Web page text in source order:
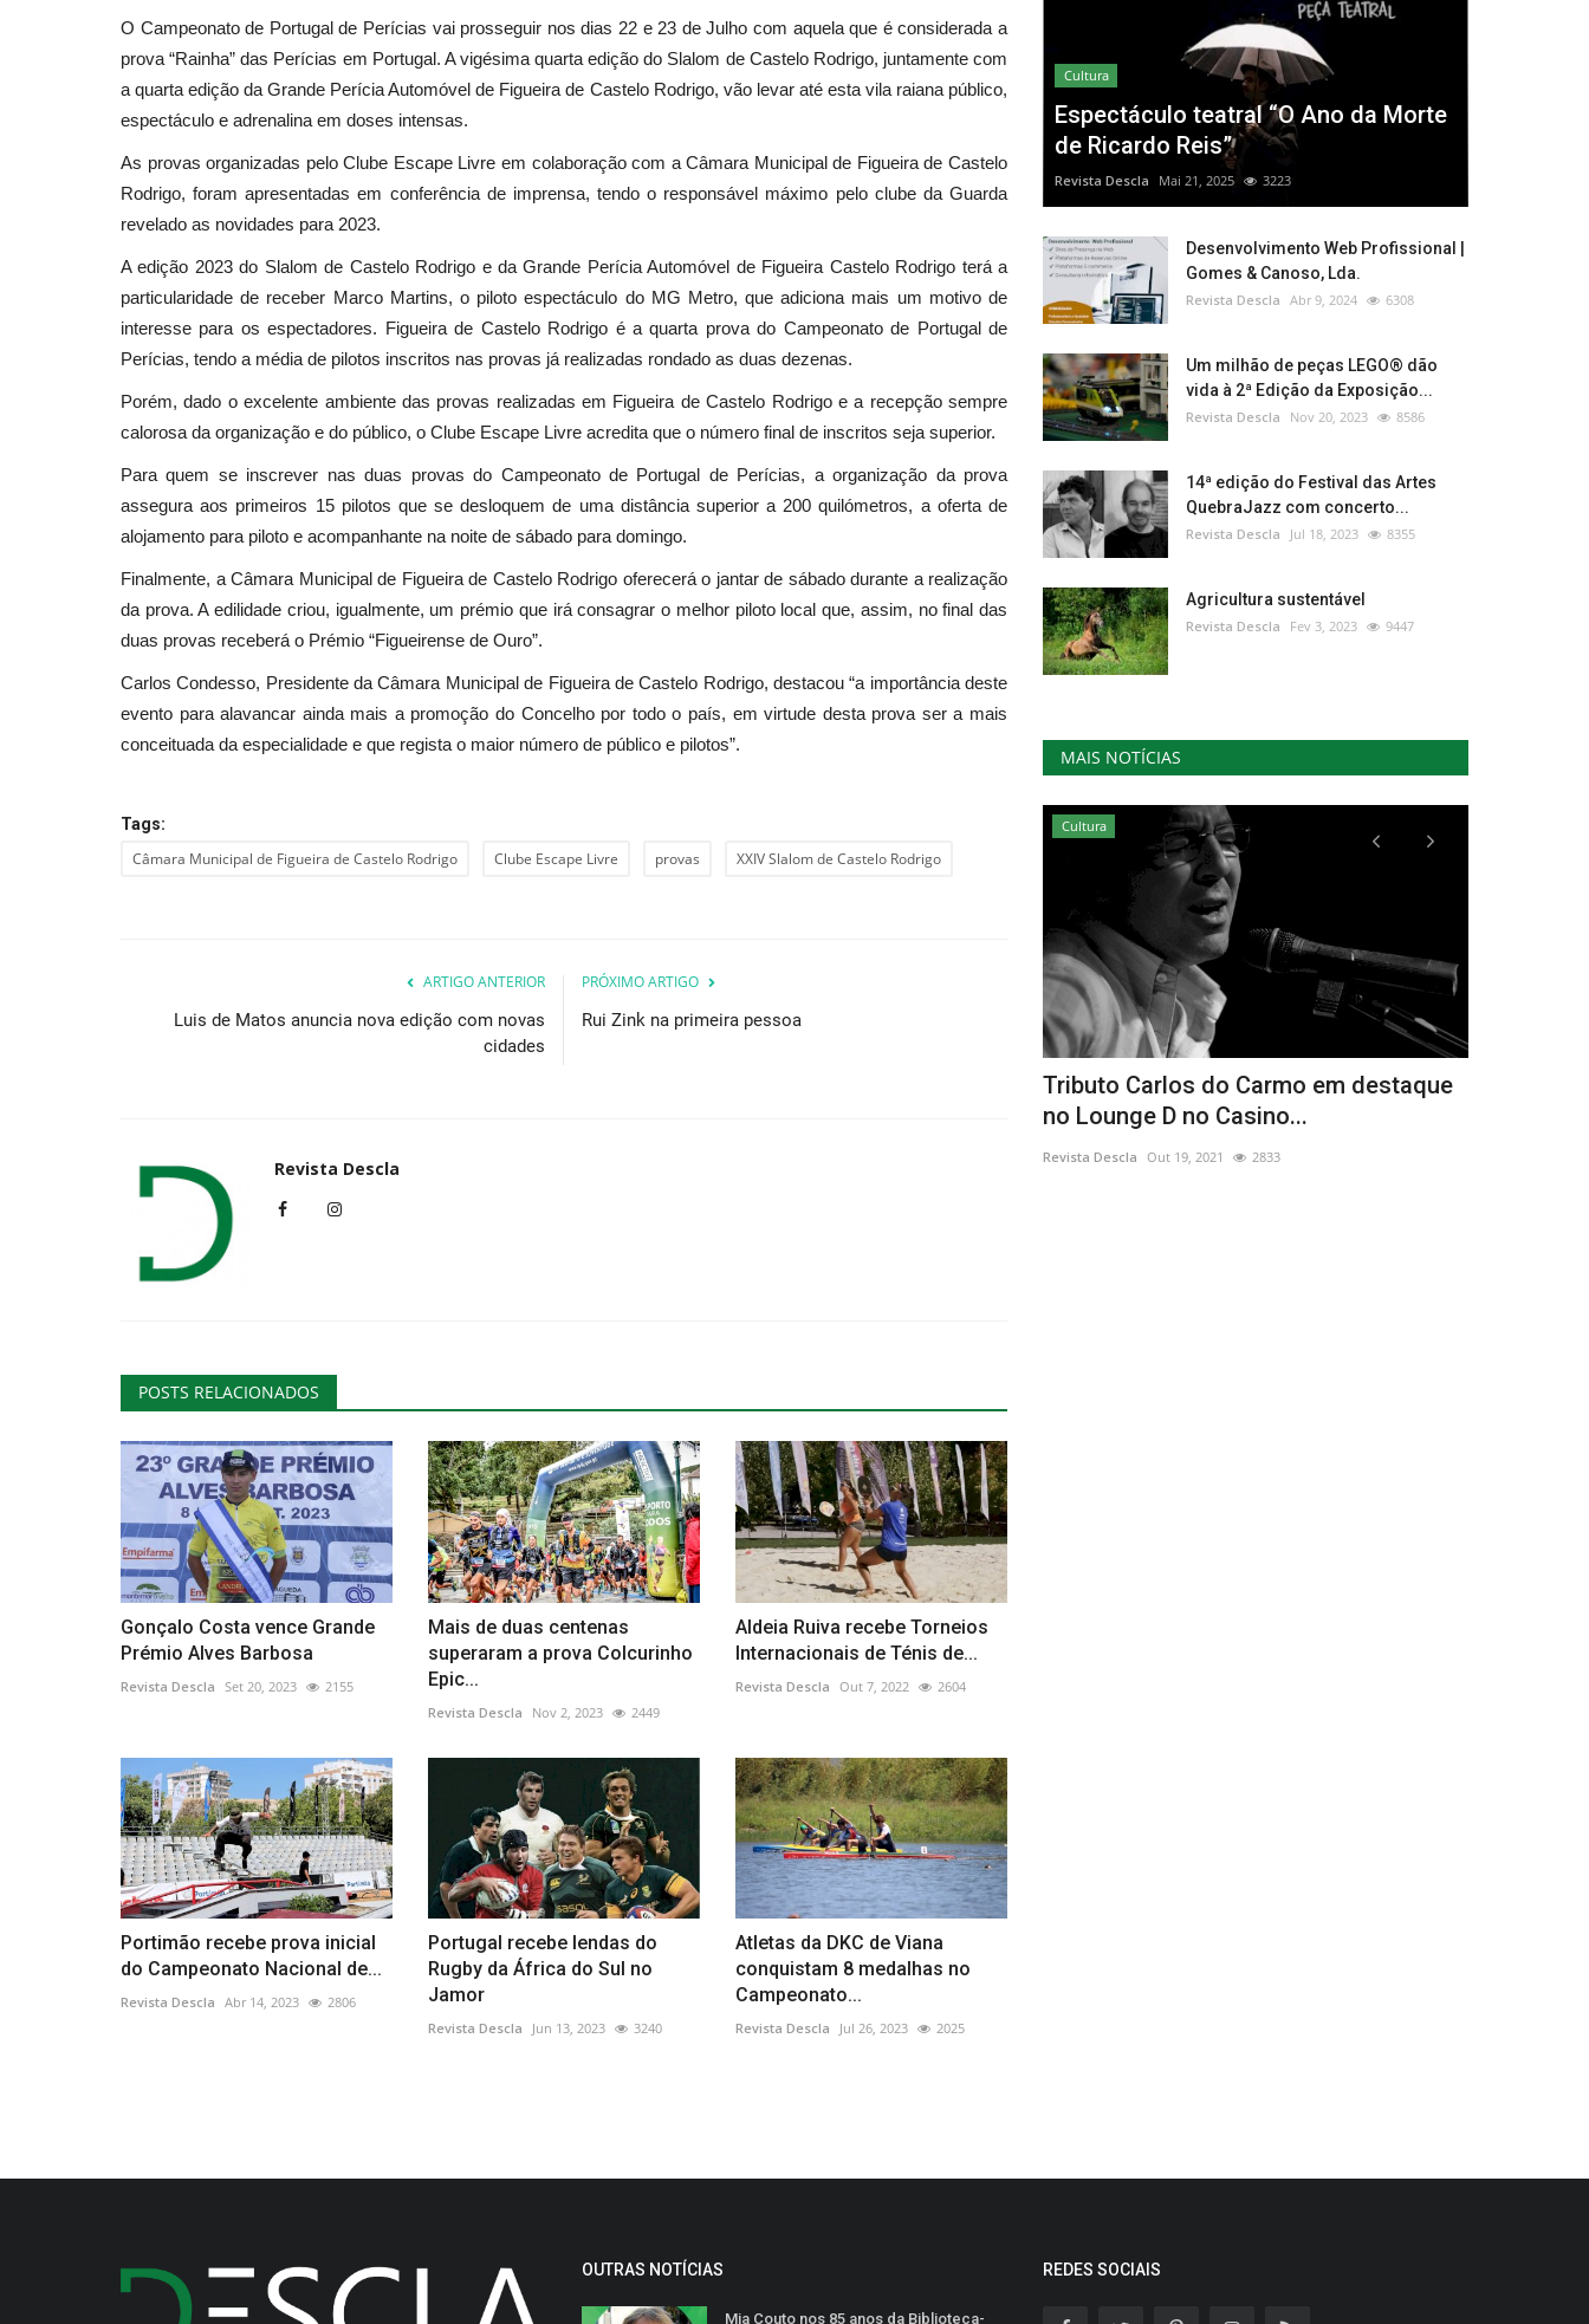
O Campeonato de Portugal de Perícias vai prosseguir nos dias 22 e 23 de Julho com aquela que é considerada a
prova “Rainha” das Perícias em Portugal. A vigésima quarta edição do Slalom de Castelo Rodrigo, juntamente com
a quarta edição da Grande Perícia Automóvel de Figueira de Castelo Rodrigo, vão levar até esta vila raiana público,
espectáculo e adrenalina em doses intensas.
As provas organizadas pelo Clube Escape Livre em colaboração com a Câmara Municipal de Figueira de Castelo
Rodrigo, foram apresentadas em conferência de imprensa, tendo o responsável máximo pelo clube da Guarda
revelado as novidades para 2023.
A edição 2023 do Slalom de Castelo Rodrigo e da Grande Perícia Automóvel de Figueira Castelo Rodrigo terá a
particularidade de receber Marco Martins, o piloto espectáculo do MG Metro, que adiciona mais um motivo de
interesse para os espectadores. Figueira de Castelo Rodrigo é a quarta prova do Campeonato de Portugal de
Perícias, tendo a média de pilotos inscritos nas provas já realizadas rondado as duas dezenas.
Porém, dado o excelente ambiente das provas realizadas em Figueira de Castelo Rodrigo e a recepção sempre
calorosa da organização e do público, o Clube Escape Livre acredita que o número final de inscritos seja superior.
Para quem se inscrever nas duas provas do Campeonato de Portugal de Perícias, a organização da prova
assegura aos primeiros 15 pilotos que se desloquem de uma distância superior a 200 quilómetros, a oferta de
alojamento para piloto e acompanhante na noite de sábado para domingo.
Finalmente, a Câmara Municipal de Figueira de Castelo Rodrigo oferecerá o jantar de sábado durante a realização
da prova. A edilidade criou, igualmente, um prémio que irá consagrar o melhor piloto local que, assim, no final das
duas provas receberá o Prémio “Figueirense de Ouro”.
Carlos Condesso, Presidente da Câmara Municipal de Figueira de Castelo Rodrigo, destacou “a importância deste
evento para alavancar ainda mais a promoção do Concelho por todo o país, em virtude desta prova ser a mais
conceituada da especialidade e que regista o maior número de público e pilotos”.
Tags:
Câmara Municipal de Figueira de Castelo Rodrigo Clube Escape Livre provas XXIV Slalom de Castelo Rodrigo
ARTIGO ANTERIOR
Luis de Matos anuncia nova edição com novas
cidades
PRÓXIMO ARTIGO
Rui Zink na primeira pessoa
Revista Descla
POSTS RELACIONADOS
Gonçalo Costa vence Grande
Prémio Alves Barbosa
Revista Descla Set 20, 2023 2155
Mais de duas centenas
superaram a prova Colcurinho
Epic...
Revista Descla Nov 2, 2023 2449
Aldeia Ruiva recebe Torneios
Internacionais de Ténis de...
Revista Descla Out 7, 2022 2604
Portimão recebe prova inicial
do Campeonato Nacional de...
Revista Descla Abr 14, 2023 2806
Portugal recebe lendas do
Rugby da África do Sul no
Jamor
Revista Descla Jun 13, 2023 3240
Atletas da DKC de Viana
conquistam 8 medalhas no
Campeonato...
Revista Descla Jul 26, 2023 2025
Cultura
Espectáculo teatral “O Ano da Morte
de Ricardo Reis”
Revista Descla Mai 21, 2025 3223
Desenvolvimento Web Profissional |
Gomes & Canoso, Lda.
Revista Descla Abr 9, 2024 6308
Um milhão de peças LEGO® dão
vida à 2ª Edição da Exposição...
Revista Descla Nov 20, 2023 8586
14ª edição do Festival das Artes
QuebraJazz com concerto...
Revista Descla Jul 18, 2023 8355
Agricultura sustentável
Revista Descla Fev 3, 2023 9447
MAIS NOTÍCIAS
Cultura
Tributo Carlos do Carmo em destaque
no Lounge D no Casino...
Revista Descla Out 19, 2021 2833
OUTRAS NOTÍCIAS
Mia Couto nos 85 anos da Biblioteca-
REDES SOCIAIS